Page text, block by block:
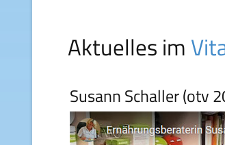
Aktuelles im
Susann Schaller (otv